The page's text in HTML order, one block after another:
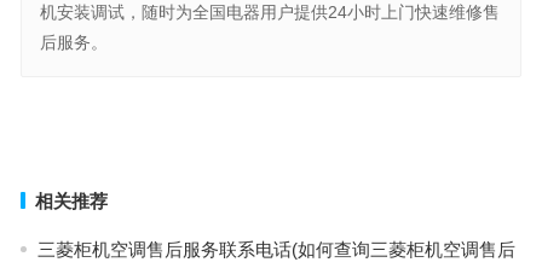
机安装调试，随时为全国电器用户提供24小时上门快速维修售
后服务。
相关推荐
三菱柜机空调售后服务联系电话(如何查询三菱柜机空调售后